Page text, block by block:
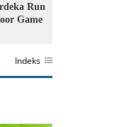
Run
Game
Indeks